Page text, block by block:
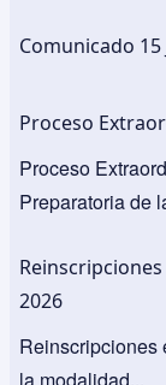
Comunicado 15
Proceso
Proceso
Preparatoria de
2026
Reinscripciones
la modalidad...